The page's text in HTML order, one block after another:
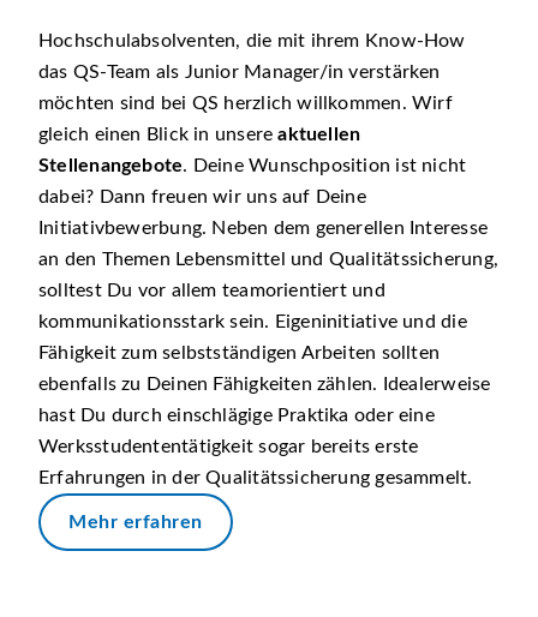
Hochschulabsolventen, die mit ihrem Know-How
das QS-Team als Junior Manager/in verstärken
möchten sind bei QS herzlich willkommen. Wirf
gleich einen Blick in unsereaktuellen
Stellenangebote. Deine Wunschposition ist nicht
dabei? Dann freuen wir uns auf Deine
Initiativbewerbung. Neben dem generellen Interesse
an den Themen Lebensmittel und Qualitätssicherung,
solltest Du vor allem teamorientiert und
kommunikationsstark sein. Eigeninitiative und die
Fähigkeit zum selbstständigen Arbeiten sollten
ebenfalls zu Deinen Fähigkeiten zählen. Idealerweise
hast Du durch einschlägige Praktika oder eine
Werksstudententätigkeit sogar bereits erste
Erfahrungen in der Qualitätssicherung gesammelt.
Mehr erfahren